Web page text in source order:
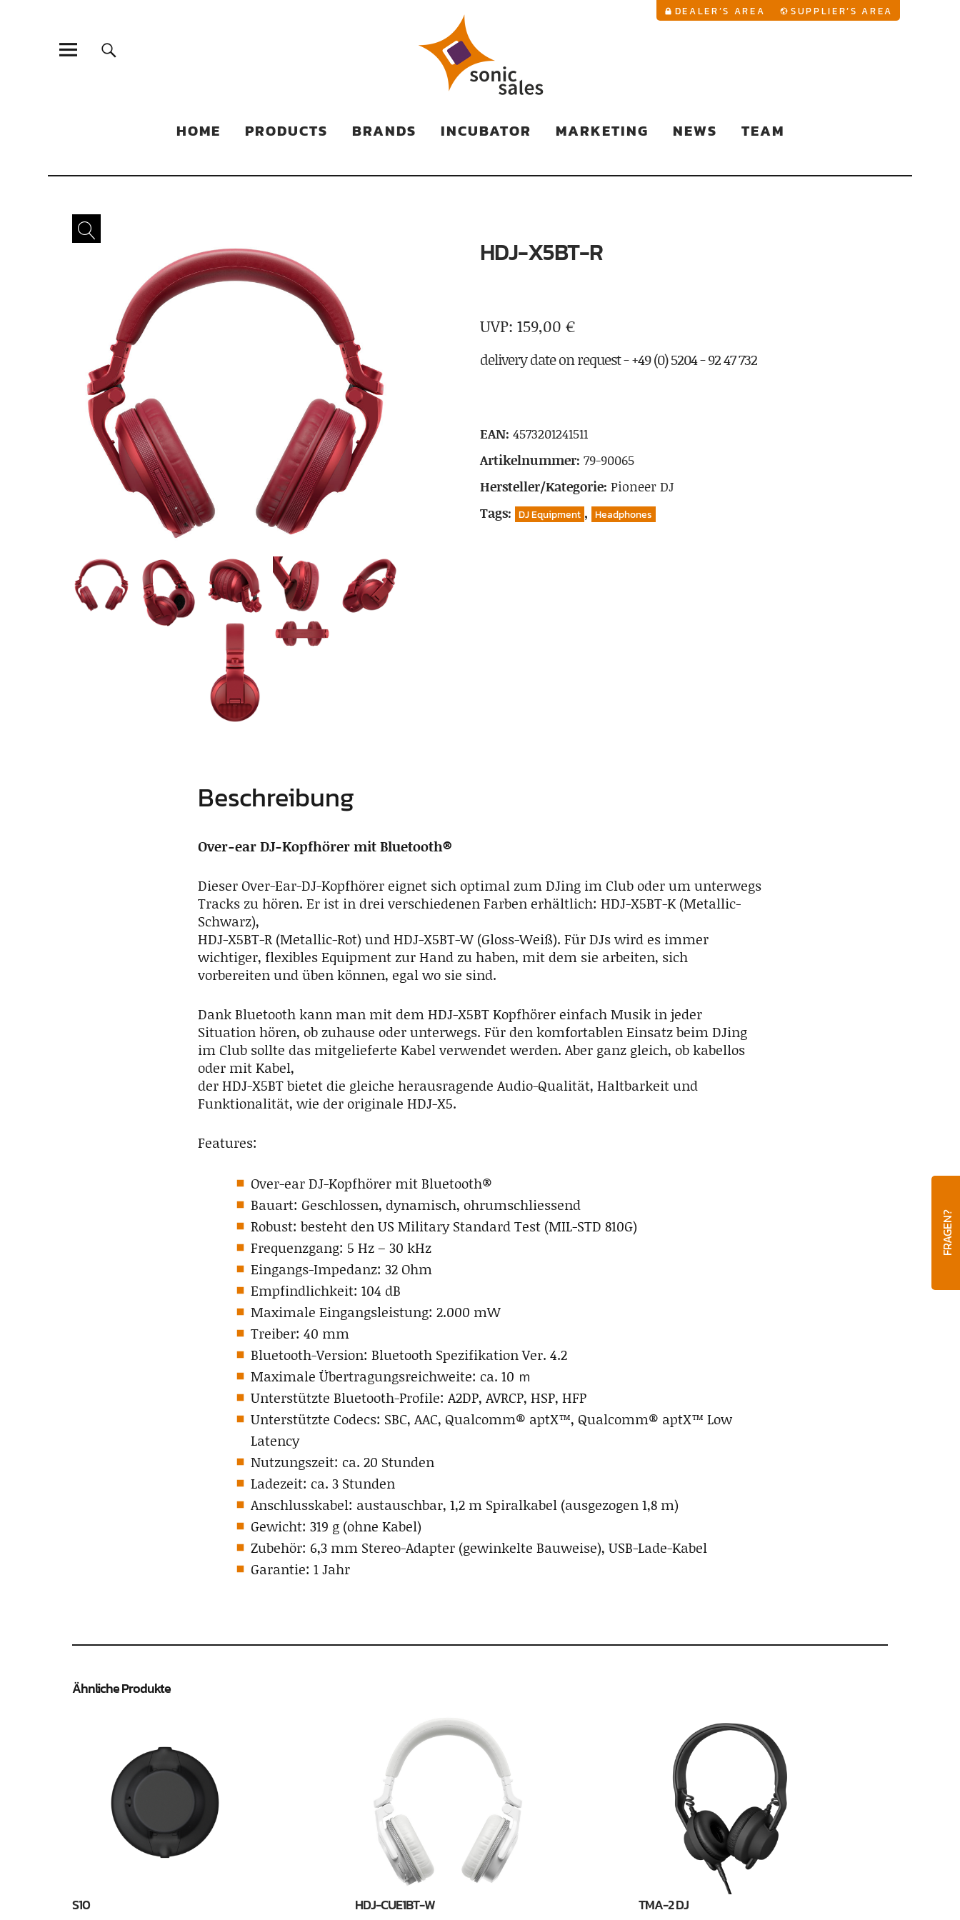
Sonic Sales
DEALER’S AREA SUPPLIER’S AREA
HOME PRODUCTS BRANDS INCUBATOR MARKETING NEWS TEAM
FRAGEN?
HDJ-X5BT-R
159,00 €
delivery date on request - +49 (0) 5204 - 92 47 732
EAN: 4573201241511
Artikelnummer: 79-90065
Hersteller/Kategorie: Pioneer DJ
Tags: DJ Equipment , Headphones
Beschreibung
Over-ear DJ-Kopfhörer mit Bluetooth®
Dieser Over-Ear-DJ-Kopfhörer eignet sich optimal zum DJing im Club oder um unterwegs
Tracks zu hören. Er ist in drei verschiedenen Farben erhältlich: HDJ-X5BT-K (Metallic-
Schwarz),
HDJ-X5BT-R (Metallic-Rot) und HDJ-X5BT-W (Gloss-Weiß). Für DJs wird es immer
wichtiger, flexibles Equipment zur Hand zu haben, mit dem sie arbeiten, sich
vorbereiten und üben können, egal wo sie sind.
Dank Bluetooth kann man mit dem HDJ-X5BT Kopfhörer einfach Musik in jeder
Situation hören, ob zuhause oder unterwegs. Für den komfortablen Einsatz beim DJing
im Club sollte das mitgelieferte Kabel verwendet werden. Aber ganz gleich, ob kabellos
oder mit Kabel,
der HDJ-X5BT bietet die gleiche herausragende Audio-Qualität, Haltbarkeit und
Funktionalität, wie der originale HDJ-X5.
Features:
Over-ear DJ-Kopfhörer mit Bluetooth®
Bauart: Geschlossen, dynamisch, ohrumschliessend
Robust: besteht den US Military Standard Test (MIL-STD 810G)
Frequenzgang: 5 Hz – 30 kHz
Eingangs-Impedanz: 32 Ohm
Empfindlichkeit: 104 dB
Maximale Eingangsleistung: 2.000 mW
Treiber: 40 mm
Bluetooth-Version: Bluetooth Spezifikation Ver. 4.2
Maximale Übertragungsreichweite: ca. 10 ｍ
Unterstützte Bluetooth-Profile: A2DP, AVRCP, HSP, HFP
Unterstützte Codecs: SBC, AAC, Qualcomm® aptX™, Qualcomm® aptX™ Low
Latency
Nutzungszeit: ca. 20 Stunden
Ladezeit: ca. 3 Stunden
Anschlusskabel: austauschbar, 1,2 m Spiralkabel (ausgezogen 1,8 m)
Gewicht: 319 g (ohne Kabel)
Zubehör: 6,3 mm Stereo-Adapter (gewinkelte Bauweise), USB-Lade-Kabel
Garantie: 1 Jahr
Ähnliche Produkte
S10 HDJ-CUE1BT-W TMA-2 DJ